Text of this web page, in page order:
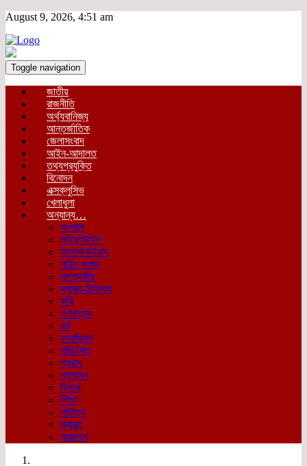
August 9, 2026, 4:51 am
Toggle navigation
জাতীয়
রাজনীতি
অর্থ্যবানিজ্য
আন্তর্জাতিক
জেলাসংবাদ
আইন-আদালত
তথ্যপ্রযুক্তি
বিনোদন
এক্সক্লুসিভ
খেলাধুলা
অন্যান্য…
অপরাধ
লাইফস্টাইল
করোনাভাইরাস
পাঠক কলাম
সম্পাদকীয়
স্বাস্থ্য-চিকিৎসা
কৃষি
গণমাধ্যম
ধর্ম
নগরজিবন
নারি-শিশু
প্রবাস
প্রশাসন
ফিচার
শিক্ষা
সাহিত্য
স্বাস্থ্য
সারাদেশ